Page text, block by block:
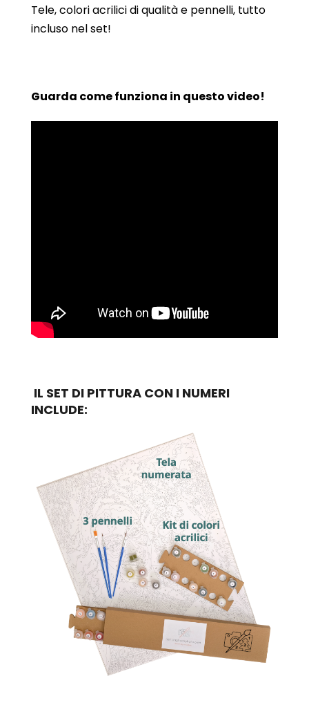
Tele, colori acrilici di qualità e pennelli, tutto
incluso nel set!
Guarda come funziona in questo video!
IL SET DI PITTURA CON I NUMERI
INCLUDE: